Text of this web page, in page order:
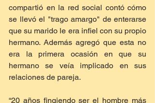
compartió en la red social contó cómo
se llevó el "trago amargo" de enterarse
que su marido le era infiel con su propio
hermano. Además agregó que esta no
era la primera ocasión en que su
hermano se veía implicado en sus
relaciones de pareja.
“20 años fingiendo ser el hombre más